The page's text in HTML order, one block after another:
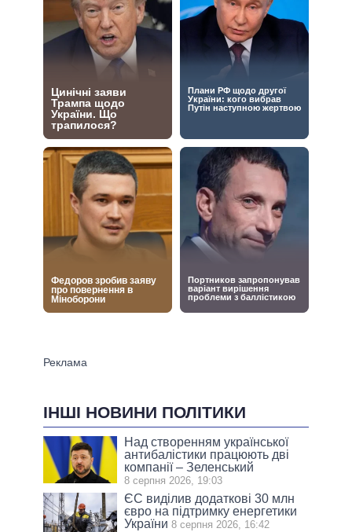
ІНШІ НОВИНИ ПОЛІТИКИ
Над створенням української
антибалістики працюють дві
компанії – Зеленський
8 серпня 2026, 19:03
ЄС виділив додаткові 30 млн
євро на підтримку енергетики
України 8 серпня 2026, 16:42